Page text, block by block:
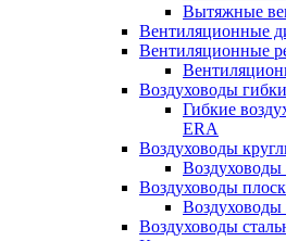
Вытяжные
Вентиляционные
Вентиляционные
Воздуховоды
Гибкие
ERA
Воздуховоды
Воздуховоды
Воздуховоды
Воздуховоды
Воздуховоды